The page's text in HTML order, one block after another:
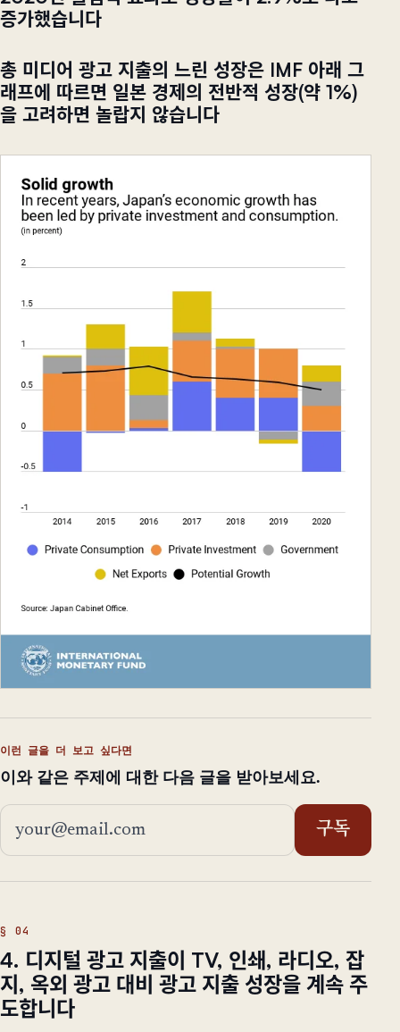
증가했습니다
총 미디어 광고 지출의 느린 성장은 IMF 아래 그
래프에 따르면 일본 경제의 전반적 성장(약 1%)
을 고려하면 놀랍지 않습니다
이런 글을 더 보고 싶다면
이와 같은 주제에 대한 다음 글을 받아보세요.
이메일 주소
구독
4. 디지털 광고 지출이 TV, 인쇄, 라디오, 잡
지, 옥외 광고 대비 광고 지출 성장을 계속 주
도합니다